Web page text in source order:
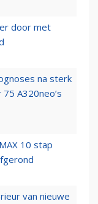
door met
na sterk
A320neo’s
10 stap
van nieuwe